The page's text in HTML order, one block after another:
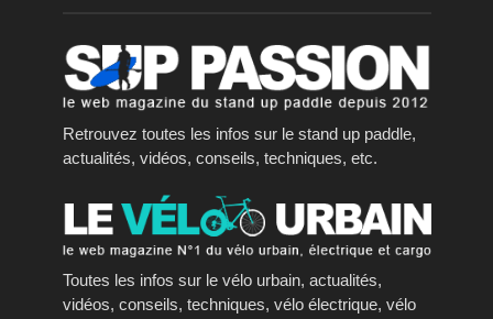
Retrouvez toutes les infos sur le stand up paddle,
actualités, vidéos, conseils, techniques, etc.
Toutes les infos sur le vélo urbain, actualités,
vidéos, conseils, techniques, vélo électrique, vélo